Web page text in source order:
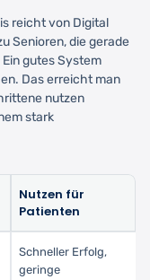
reicht von Digital
Senioren, die gerade
gutes System
Das erreicht man
nutzen
stark
Nutzen für
Patienten
Schneller Erfolg,
geringe